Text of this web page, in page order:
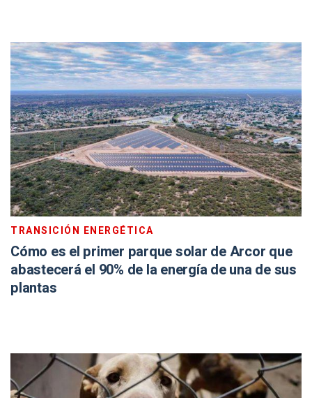
TRANSICIÓN ENERGÉTICA
Cómo es el primer parque solar de Arcor que
abastecerá el 90% de la energía de una de sus
plantas